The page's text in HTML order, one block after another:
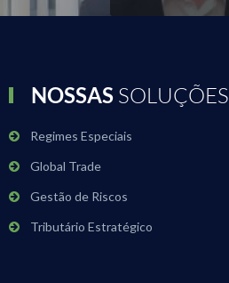
NOSSAS SOLUÇÕES
Regimes Especiais
Global Trade
Gestão de Riscos
Tributário Estratégico